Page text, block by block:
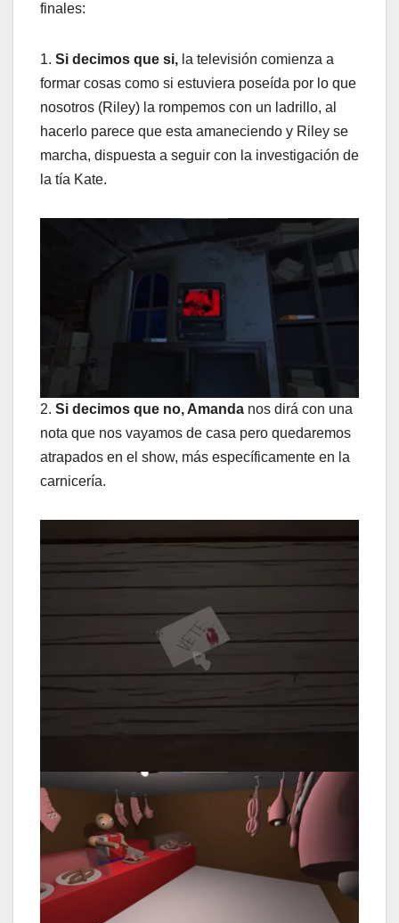
finales:
1. Si decimos que si, la televisión comienza a
formar cosas como si estuviera poseída por lo que
nosotros (Riley) la rompemos con un ladrillo, al
hacerlo parece que esta amaneciendo y Riley se
marcha, dispuesta a seguir con la investigación de
la tía Kate.
2. Si decimos que no, Amanda nos dirá con una
nota que nos vayamos de casa pero quedaremos
atrapados en el show, más específicamente en la
carnicería.